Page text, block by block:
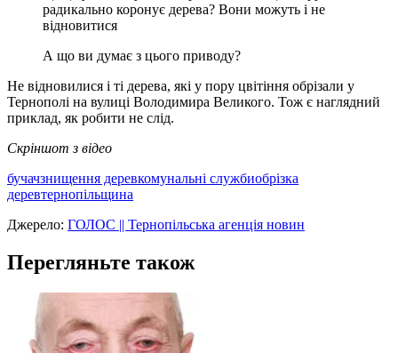
радикально коронує дерева? Вони можуть і не
відновитися
А що ви думає з цього приводу?
Не відновилися і ті дерева, які у пору цвітіння обрізали у
Тернополі на вулиці Володимира Великого. Тож є наглядний
приклад, як робити не слід.
Скріншот з відео
бучачзнищення деревкомунальні службиобрізка
деревтернопільщина
Джерело: ГОЛОС || Тернопільська агенція новин
Перегляньте також